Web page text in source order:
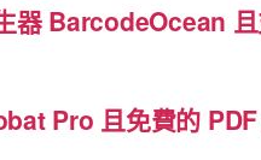
器 BarcodeOcean
Pro 且免費的